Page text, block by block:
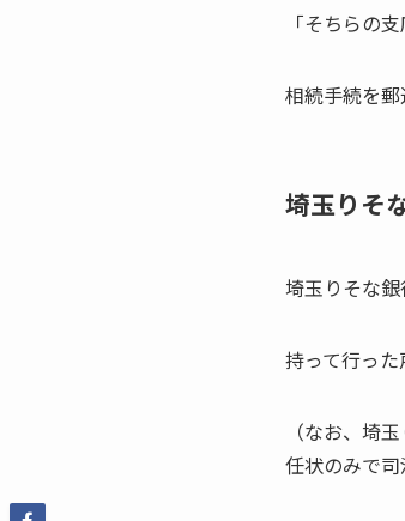
「そちらの
相続手続を
埼玉りそ
埼玉りそな銀
持って行っ
（なお、埼
任状のみで司